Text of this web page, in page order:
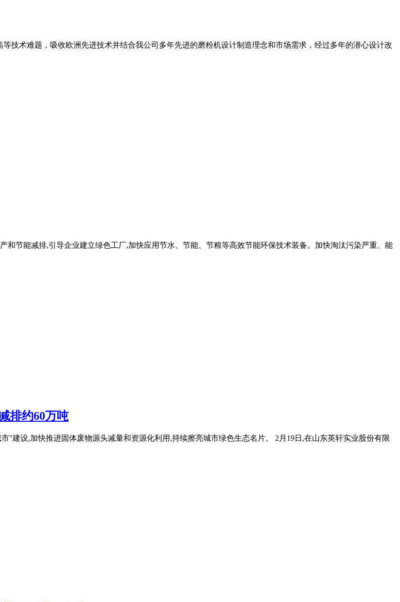
技术难题，吸收欧洲先进技术并结合我公司多年先进的磨粉机设计制造理念和市场需求，经过多年的潜心设计改
和节能减排,引导企业建立绿色工厂,加快应用节水、节能、节粮等高效节能环保技术装备。加快淘汰污染严重、能
排约60万吨
"建设,加快推进固体废物源头减量和资源化利用,持续擦亮城市绿色生态名片。 2月19日,在山东英轩实业股份有限